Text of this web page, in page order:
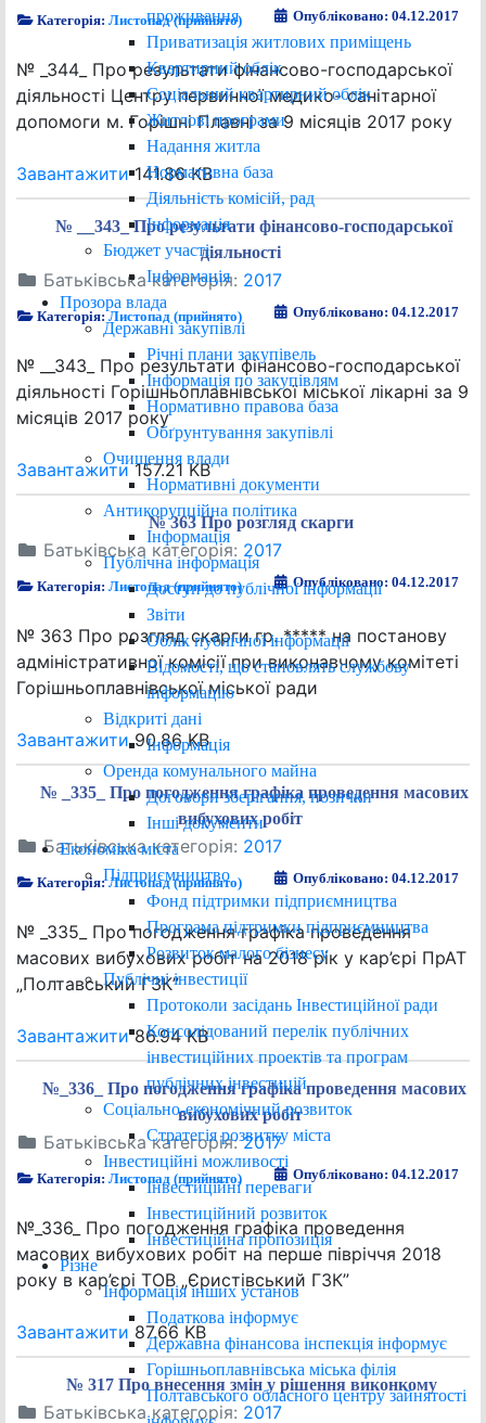
проживання
Приватизація житлових приміщень
Квартирний облік
Соціальний квартирний облік
Житлові програми
Надання житла
Нормативна база
Діяльність комісій, рад
Інформація
Бюджет участі
Інформація
Прозора влада
Державні закупівлі
Річні плани закупівель
Інформація по закупівлям
Нормативно правова база
Обґрунтування закупівлі
Очищення влади
Нормативні документи
Антикорупційна політика
Інформація
Публічна інформація
Доступ до публічної інформації
Звіти
Облік публічної інформації
Відомості, що становлять службову
інформацію
Відкриті дані
Інформація
Оренда комунального майна
Договори зберігання, позички
Інші документи
Економіка міста
Підприємництво
Фонд підтримки підприємництва
Програма підтримки підприємництва
Розвиток малого бізнесу
Публічні інвестиції
Протоколи засідань Інвестиційної ради
Консолідований перелік публічних
інвестиційних проектів та програм
публічних інвестицій
Соціально-економічний розвиток
Стратегія розвитку міста
Інвестиційні можливості
Інвестиційні переваги
Інвестиційний розвиток
Інвестиційна пропозиція
Різне
Інформація інших установ
Податкова інформує
Державна фінансова інспекція інформує
Горішньоплавнівська міська філія
Полтавського обласного центру зайнятості
Категорія:Листопад (прийнято) Опубліковано: 04.12.2017
№ _344_ Про результати фінансово-господарської
діяльності Центру первинної медико- санітарної
допомоги м. Горішні Плавні за 9 місяців 2017 року
Завантажити141.86 KB
№ __343_ Про результати фінансово-господарської
діяльності
Батьківська категорія: 2017
Категорія:Листопад (прийнято) Опубліковано: 04.12.2017
№ __343_ Про результати фінансово-господарської
діяльності Горішньоплавнівської міської лікарні за 9
місяців 2017 року
Завантажити157.21 KB
№ 363 Про розгляд скарги
Батьківська категорія: 2017
Категорія:Листопад (прийнято) Опубліковано: 04.12.2017
№ 363 Про розгляд скарги гр. ***** на постанову
адміністративної комісії при виконавчому комітеті
Горішньоплавнівської міської ради
Завантажити90.86 KB
№ _335_ Про погодження графіка проведення масових
вибухових робіт
Батьківська категорія: 2017
Категорія:Листопад (прийнято) Опубліковано: 04.12.2017
№ _335_ Про погодження графіка проведення
масових вибухових робіт на 2018 рік у кар’єрі ПрАТ
„Полтавський ГЗК”
Завантажити86.94 KB
№_336_ Про погодження графіка проведення масових
вибухових робіт
Батьківська категорія:2017
Категорія:Листопад (прийнято) Опубліковано: 04.12.2017
№_336_ Про погодження графіка проведення
масових вибухових робіт на перше півріччя 2018
року в кар’єрі ТОВ „Єристівський ГЗК”
Завантажити 87.66 KB
№ 317 Про внесення змін у рішення виконкому
Батьківська категорія: 2017